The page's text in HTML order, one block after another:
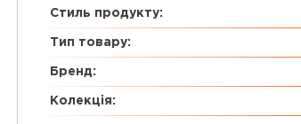
Стиль продукту:
Тип товару:
Бренд:
Колекція: